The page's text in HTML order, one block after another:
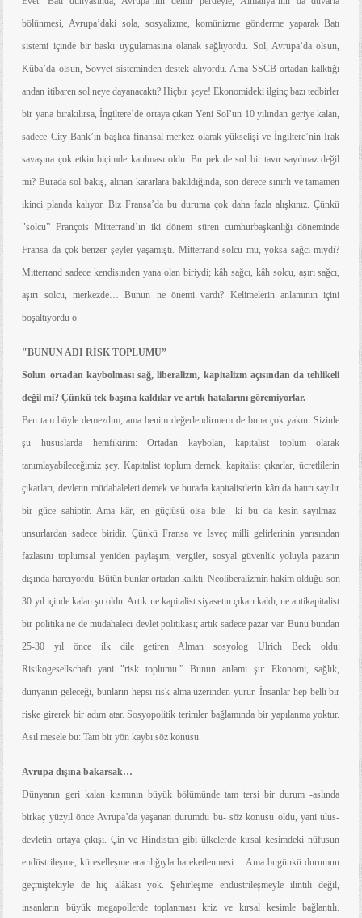
bölünmesi, Avrupa’daki sola, sosyalizme, komünizme gönderme yaparak Batı
sistemi içinde bir baskı uygulamasına olanak sağlıyordu. Sol, Avrupa’da olsun,
Küba’da olsun, Sovyet sisteminden destek alıyordu. Ama SSCB ortadan kalktığı
andan itibaren sol neye dayanacaktı? Hiçbir şeye! Ekonomideki ilginç bazı tedbirler
bir yana bırakılırsa, İngiltere’de ortaya çıkan Yeni Sol’un 10 yılından geriye kalan,
sadece City Bank’ın başlıca finansal merkez olarak yükselişi ve İngiltere’nin Irak
savaşına çok etkin biçimde katılması oldu. Bu pek de sol bir tavır sayılmaz değil
mi? Burada sol bakış, alınan kararlara bakıldığında, son derece sınırlı ve tamamen
ikinci planda kalıyor. Biz Fransa’da bu duruma çok daha fazla alışkınız. Çünkü
"solcu” François Mitterrand’ın iki dönem süren cumhurbaşkanlığı döneminde
Fransa da çok benzer şeyler yaşamıştı. Mitterrand solcu mu, yoksa sağcı mıydı?
Mitterrand sadece kendisinden yana olan biriydi; kâh sağcı, kâh solcu, aşırı sağcı,
aşırı solcu, merkezde… Bunun ne önemi vardı? Kelimelerin anlamının içini
boşaltıyordu o.
"BUNUN ADI RİSK TOPLUMU”
Solun ortadan kaybolması sağ, liberalizm, kapitalizm açısından da tehlikeli
değil mi? Çünkü tek başına kaldılar ve artık hatalarını göremiyorlar.
Ben tam böyle demezdim, ama benim değerlendirmem de buna çok yakın. Sizinle
şu hususlarda hemfikirim: Ortadan kaybolan, kapitalist toplum olarak
tanımlayabileceğimiz şey. Kapitalist toplum demek, kapitalist çıkarlar, ücretlilerin
çıkarları, devletin müdahaleleri demek ve burada kapitalistlerin kârı da hatırı sayılır
bir güce sahiptir. Ama kâr, en güçlüsü olsa bile –ki bu da kesin sayılmaz-
unsurlardan sadece biridir. Çünkü Fransa ve İsveç milli gelirlerinin yarısından
fazlasını toplumsal yeniden paylaşım, vergiler, sosyal güvenlik yoluyla pazarın
dışında harcıyordu. Bütün bunlar ortadan kalktı. Neoliberalizmin hakim olduğu son
30 yıl içinde kalan şu oldu: Artık ne kapitalist siyasetin çıkarı kaldı, ne antikapitalist
bir politika ne de müdahaleci devlet politikası; artık sadece pazar var. Bunu bundan
25-30 yıl önce ilk dile getiren Alman sosyolog Ulrich Beck
oldu:
Risikogesellschaft yani "risk toplumu.” Bunun anlamı şu: Ekonomi, sağlık,
dünyanın geleceği, bunların hepsi risk alma üzerinden yürür. İnsanlar hep belli bir
riske girerek bir adım atar. Sosyopolitik terimler bağlamında bir yapılanma yoktur.
Asıl mesele bu: Tam bir yön kaybı söz konusu.
Avrupa dışına bakarsak…
Dünyanın geri kalan kısmının büyük bölümünde tam tersi bir durum -aslında
birkaç yüzyıl önce Avrupa’da yaşanan durumdu bu- söz konusu oldu, yani ulus-
devletin ortaya çıkışı. Çin ve Hindistan gibi ülkelerde kırsal kesimdeki nüfusun
endüstrileşme, küreselleşme aracılığıyla hareketlenmesi… Ama bugünkü durumun
geçmiştekiyle de hiç alâkası yok. Şehirleşme endüstrileşmeyle ilintili değil,
insanların büyük megapollerde toplanması kriz ve kırsal kesimle bağlantılı.